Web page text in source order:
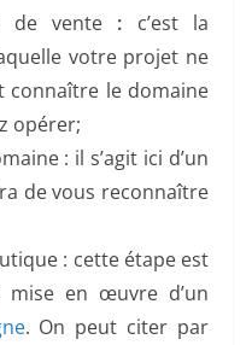
de vente : c’est la
votre projet ne
le domaine
opérer;
: il s’agit ici d’un
de vous reconnaître
: cette étape est
mise en œuvre d’un
. On peut citer par